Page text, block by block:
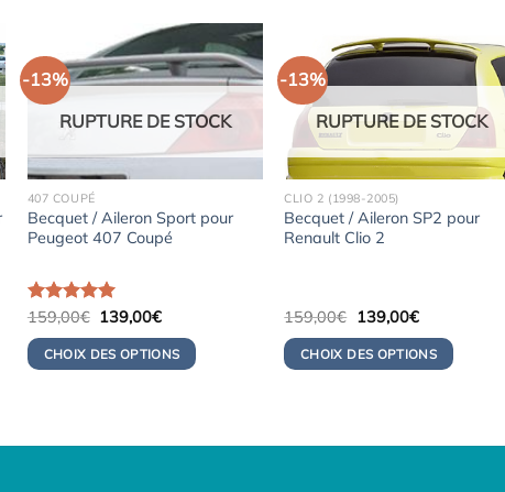
-13%
RUPTURE DE STOCK
407 COUPÉ
Becquet / Aileron Sport pour
Peugeot 407 Coupé
Note5.00
159,00€ Le
initial
était :
139,00€Le
actuel
est :
CHOIX DES OPTIONS
-13%
RUPTURE DE STOCK
CLIO 2 (1998-2005)
Becquet / Aileron SP2 pour
Renault Clio 2
159,00€ Le
initial
était :
139,00€Le
actuel
est :
CHOIX DES OPTIONS